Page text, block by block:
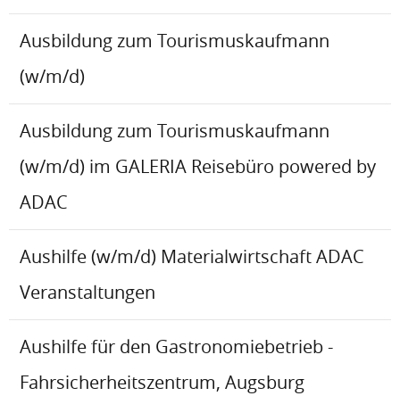
Ausbildung zum Tourismuskaufmann
(w/m/d)
Ausbildung zum Tourismuskaufmann
(w/m/d) im GALERIA Reisebüro powered by
ADAC
Aushilfe (w/m/d) Materialwirtschaft ADAC
Veranstaltungen
Aushilfe für den Gastronomiebetrieb -
Fahrsicherheitszentrum, Augsburg